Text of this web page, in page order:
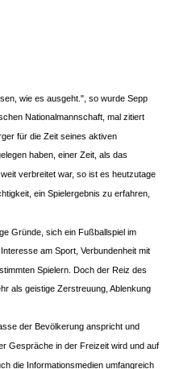
wie es ausgeht.", so wurde Sepp
Nationalmannschaft, mal zitiert
für die Zeit seines aktiven
haben, einer Zeit, als das
verbreitet war, so ist es heutzutage
ein Spielergebnis zu erfahren,
Gründe, sich ein Fußballspiel im
am Sport, Verbundenheit mit
Spielern. Doch der Reiz des
als geistige Zerstreuung, Ablenkung
der Bevölkerung anspricht und
Gespräche in der Freizeit wird und auf
die Informationsmedien umfangreich